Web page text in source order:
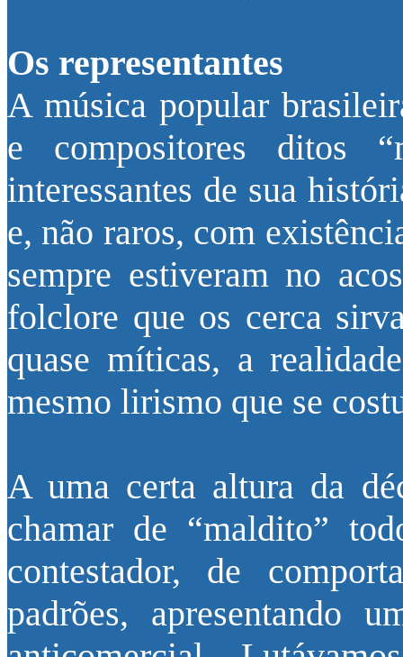
Os representantes
A música popular
e compositores ditos
interessantes de sua
e, não raros, com
sempre estiveram no
folclore que os cerca
quase míticas, a
mesmo lirismo que se
A uma certa altura da
chamar de “maldito”
contestador, de
padrões, apresentando